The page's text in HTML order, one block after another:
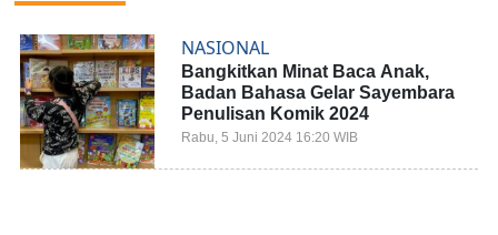
NASIONAL
Bangkitkan Minat Baca Anak,
Badan Bahasa Gelar Sayembara
Penulisan Komik 2024
Rabu, 5 Juni 2024 16:20 WIB